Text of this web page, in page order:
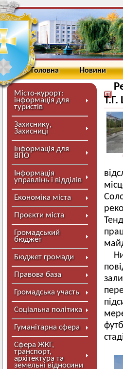
Головна Новини
Місто-курорт:
інформація для
туристів
Захиснику,
Захисниці
Інформація для
ВПО
Інформація
управлінь і відділів
Економіка міста
Проєкти міста
Громадський
бюджет
Бюджет громади
Правова база
Громадська участь
Соціальна політика
Гуманітарна сфера
Сфера ЖКГ,
транспорт,
архітектура та
земельні відносини